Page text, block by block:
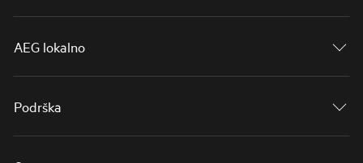
AEG lokalno
Podrška